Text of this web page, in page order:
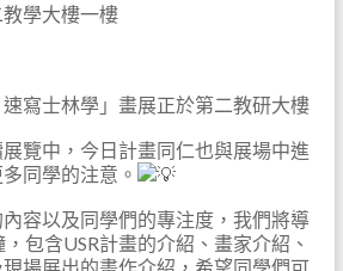
學大樓一樓
速寫士林學」畫展正於第二教研大樓
覽中，今日計畫同仁也與展場中進
同學的注意。
容以及同學們的專注度，我們將導
包含USR計畫的介紹、畫家介紹、